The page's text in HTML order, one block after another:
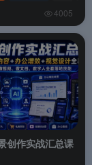
4005
创作实战汇总课